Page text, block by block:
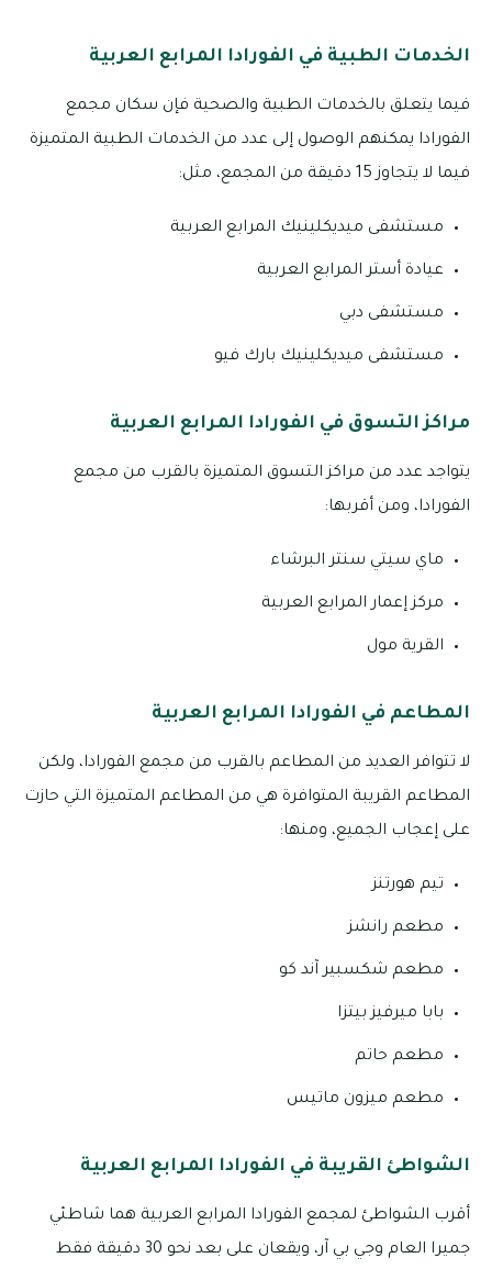
الخدمات الطبية في الفورادا المرابع العربية
فيما يتعلق بالخدمات الطبية والصحية فإن سكان مجمع
الفورادا يمكنهم الوصول إلى عدد من الخدمات الطبية المتميزة
فيما لا يتجاوز 15 دقيقة من المجمع، مثل:
مستشفى ميديكلينيك المرابع العربية
عيادة أستر المرابع العربية
مستشفى دبي
مستشفى ميديكلينيك بارك فيو
مراكز التسوق في الفورادا المرابع العربية
يتواجد عدد من مراكز التسوق المتميزة بالقرب من مجمع
الفورادا، ومن أقربها:
ماي سيتي سنتر البرشاء
مركز إعمار المرابع العربية
القرية مول
المطاعم في الفورادا المرابع العربية
لا تتوافر العديد من المطاعم بالقرب من مجمع الفورادا، ولكن
المطاعم القريبة المتوافرة هي من المطاعم المتميزة التي حازت
على إعجاب الجميع، ومنها:
تيم هورتنز
مطعم رانشز
مطعم شكسبير آند كو
بابا ميرفيز بيتزا
مطعم حاتم
مطعم ميزون ماتيس
الشواطئ القريبة في الفورادا المرابع العربية
أقرب الشواطئ لمجمع الفورادا المرابع العربية هما شاطئي
جميرا العام وجي بي آر، ويقعان على بعد نحو 30 دقيقة فقط